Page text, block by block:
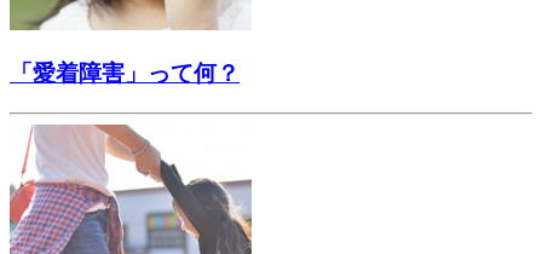
「愛着障害」って何？